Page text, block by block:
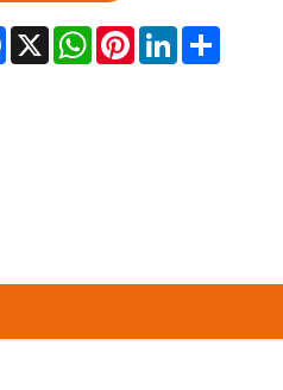
Facebook
X WhatsApp
Pinterest
LinkedInShare